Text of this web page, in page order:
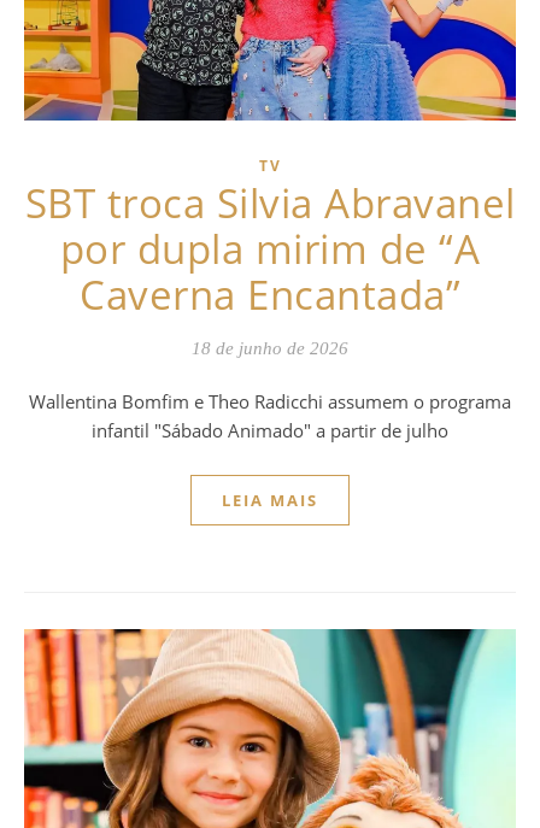
TV
SBT troca Silvia Abravanel
por dupla mirim de “A
Caverna Encantada”
18 de junho de 2026
Wallentina Bomfim e Theo Radicchi assumem o programa
infantil "Sábado Animado" a partir de julho
LEIA MAIS